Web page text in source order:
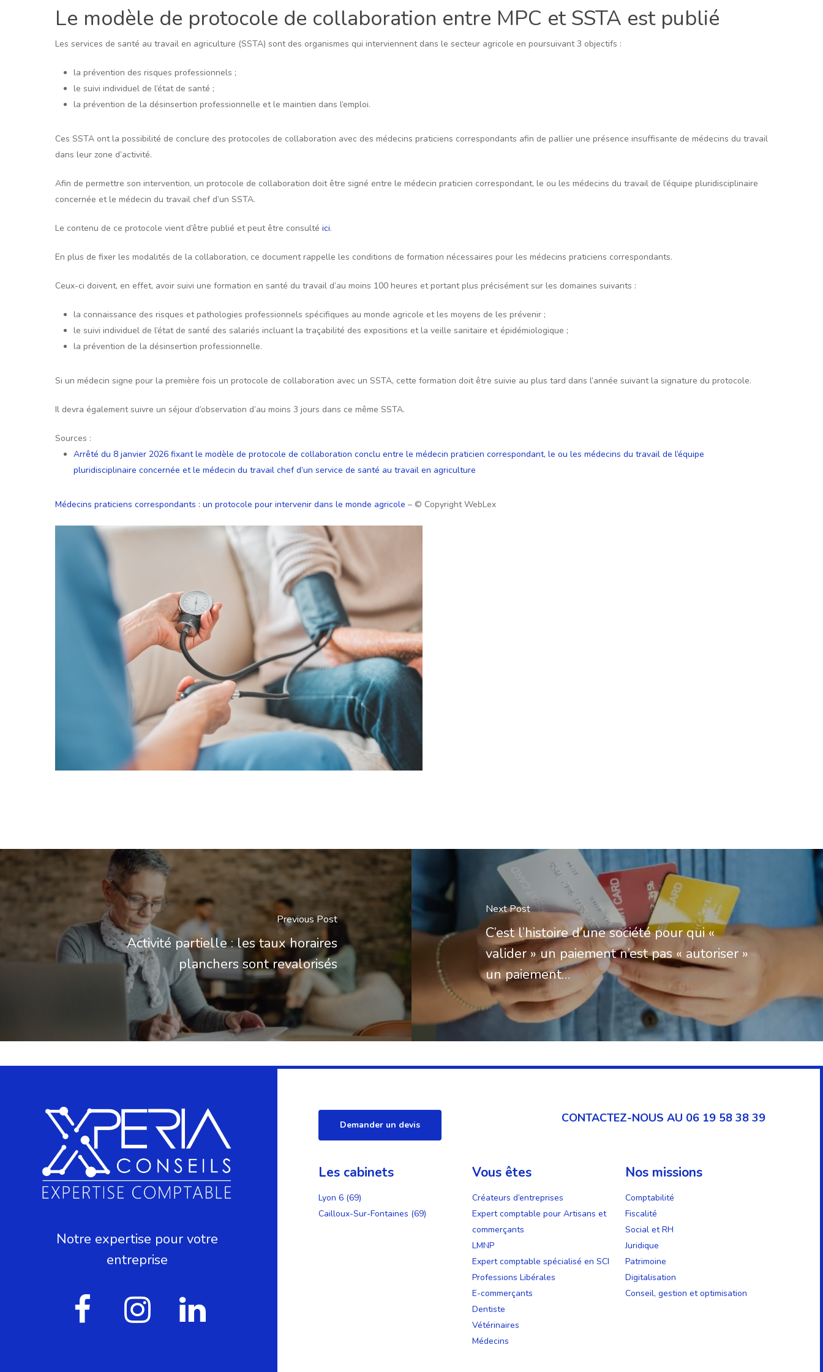
Le modèle de protocole de collaboration entre MPC et SSTA est publié
Les services de santé au travail en agriculture (SSTA) sont des organismes qui interviennent dans le secteur agricole en poursuivant 3 objectifs :
la prévention des risques professionnels ;
le suivi individuel de l’état de santé ;
la prévention de la désinsertion professionnelle et le maintien dans l’emploi.
Ces SSTA ont la possibilité de conclure des protocoles de collaboration avec des médecins praticiens correspondants afin de pallier une présence insuffisante de médecins du travail
dans leur zone d’activité.
Afin de permettre son intervention, un protocole de collaboration doit être signé entre le médecin praticien correspondant, le ou les médecins du travail de l’équipe pluridisciplinaire
concernée et le médecin du travail chef d’un SSTA.
Le contenu de ce protocole vient d’être publié et peut être consulté ici.
En plus de fixer les modalités de la collaboration, ce document rappelle les conditions de formation nécessaires pour les médecins praticiens correspondants.
Ceux-ci doivent, en effet, avoir suivi une formation en santé du travail d’au moins 100 heures et portant plus précisément sur les domaines suivants :
la connaissance des risques et pathologies professionnels spécifiques au monde agricole et les moyens de les prévenir ;
le suivi individuel de l’état de santé des salariés incluant la traçabilité des expositions et la veille sanitaire et épidémiologique ;
la prévention de la désinsertion professionnelle.
Si un médecin signe pour la première fois un protocole de collaboration avec un SSTA, cette formation doit être suivie au plus tard dans l’année suivant la signature du protocole.
Il devra également suivre un séjour d’observation d’au moins 3 jours dans ce même SSTA.
Sources :
Arrêté du 8 janvier 2026 fixant le modèle de protocole de collaboration conclu entre le médecin praticien correspondant, le ou les médecins du travail de l’équipe
pluridisciplinaire concernée et le médecin du travail chef d’un service de santé au travail en agriculture
Médecins praticiens correspondants : un protocole pour intervenir dans le monde agricole – © Copyright WebLex
Previous Post
Activité partielle : les taux horaires
planchers sont revalorisés
Next Post
C’est l’histoire d’une société pour qui «
valider » un paiement n’est pas « autoriser »
un paiement…
Notre expertise pour votre
entreprise
Demander un devis CONTACTEZ-NOUS AU 06 19 58 38 39
Les cabinets
Lyon 6 (69)
Cailloux-Sur-Fontaines (69)
Vous êtes
Créateurs d’entreprises
Expert comptable pour Artisans et
commerçants
LMNP
Expert comptable spécialisé en SCI
Professions Libérales
E-commerçants
Dentiste
Vétérinaires
Médecins
Nos missions
Comptabilité
Fiscalité
Social et RH
Juridique
Patrimoine
Digitalisation
Conseil, gestion et optimisation